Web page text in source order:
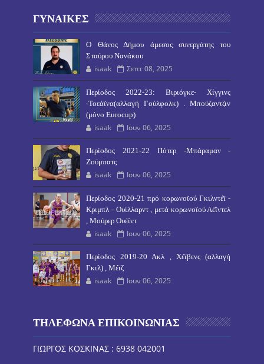
ΓΥΝΑΙΚΕΣ
O Θάνος Δήμου άμεσος συνεργάτης του
Σταύρου Νανάκου
isaak Σεπτ 08, 2025
Περίοδος 2022-23: Βιριόγκε- Χίγγινς
-Τοεάϊνα(αλλαγή Γούλφολκ) . Μπούζαντζιν
(μόνο Eurocup)
isaak Ιουν 06, 2025
Περίοδος 2021-22 Πότερ -Μπάραμαν -
Ζούμπατς
isaak Ιουν 06, 2025
Περίοδος 2020-21 πρό κορωνοϊού Γκιλντέϊ -
Κριμπλ - Ουίλλαρντ , μετά κορωνοϊού Λέϊντελ
, Μούρερ Ουέϊντ
isaak Ιουν 06, 2025
Περίοδος 2019-20 Ακλ , Χέϊβενς (αλλαγή
Γκιλ) , Μέϊζ
isaak Ιουν 06, 2025
ΤΗΛΕΦΩΝΑ ΕΠΙΚΟΙΝΩΝΙΑΣ
ΓΙΩΡΓΟΣ ΚΟΣΚΙΝΑΣ : 6938 042001